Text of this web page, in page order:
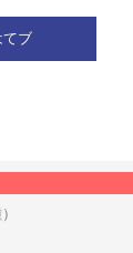
てブ